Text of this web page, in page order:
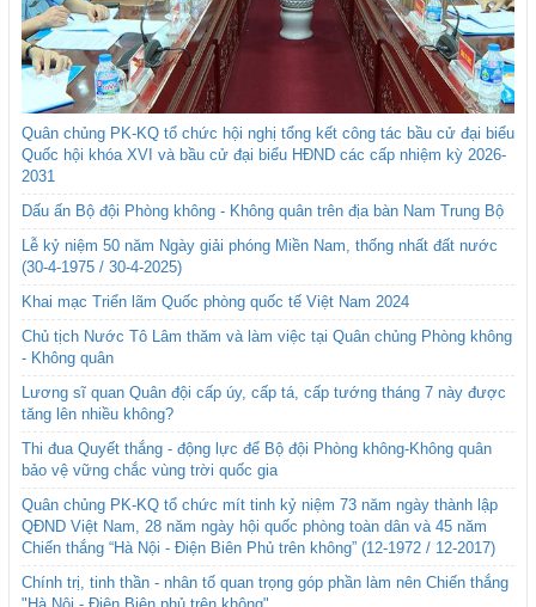
Quân chủng PK-KQ tổ chức hội nghị tổng kết công tác bầu cử đại biểu
Quốc hội khóa XVI và bầu cử đại biểu HĐND các cấp nhiệm kỳ 2026-
2031
Dấu ấn Bộ đội Phòng không - Không quân trên địa bàn Nam Trung Bộ
Lễ kỷ niệm 50 năm Ngày giải phóng Miền Nam, thống nhất đất nước
(30-4-1975 / 30-4-2025)
Khai mạc Triển lãm Quốc phòng quốc tế Việt Nam 2024
Chủ tịch Nước Tô Lâm thăm và làm việc tại Quân chủng Phòng không
- Không quân
Lương sĩ quan Quân đội cấp úy, cấp tá, cấp tướng tháng 7 này được
tăng lên nhiều không?
Thi đua Quyết thắng - động lực để Bộ đội Phòng không-Không quân
bảo vệ vững chắc vùng trời quốc gia
Quân chủng PK-KQ tổ chức mít tinh kỷ niệm 73 năm ngày thành lập
QĐND Việt Nam, 28 năm ngày hội quốc phòng toàn dân và 45 năm
Chiến thắng “Hà Nội - Điện Biên Phủ trên không” (12-1972 / 12-2017)
Chính trị, tinh thần - nhân tố quan trọng góp phần làm nên Chiến thắng